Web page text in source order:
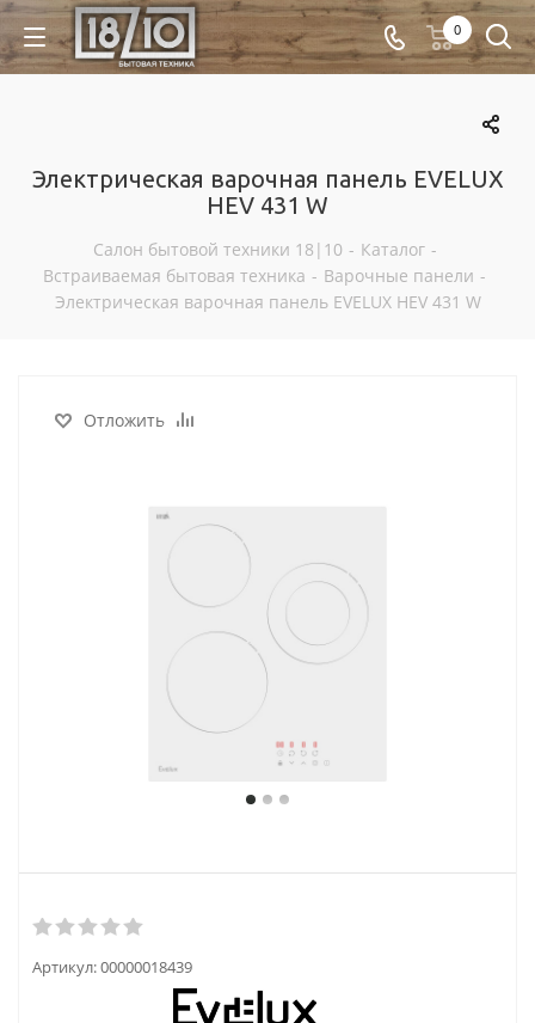
0
Электрическая варочная панель EVELUX
HEV 431 W
Салон бытовой техники 18|10 - Каталог -
Встраиваемая бытовая техника - Варочные панели -
Электрическая варочная панель EVELUX HEV 431 W
Отложить
Артикул:00000018439